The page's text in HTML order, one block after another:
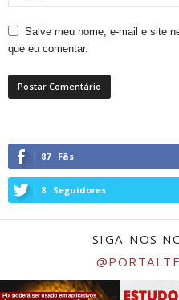
Salve meu nome, e-mail e site
que eu comentar.
87 Fãs
8 Seguidores
SIGA-NOS